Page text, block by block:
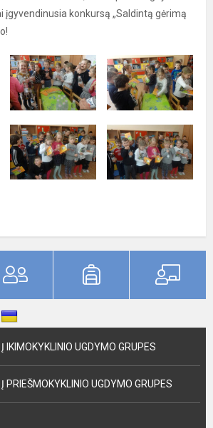
įgyvendinusia konkursą „Saldintą gėrimą
IKIMOKYKLINIO UGDYMO GRUPES
PRIEŠMOKYKLINIO UGDYMO GRUPES